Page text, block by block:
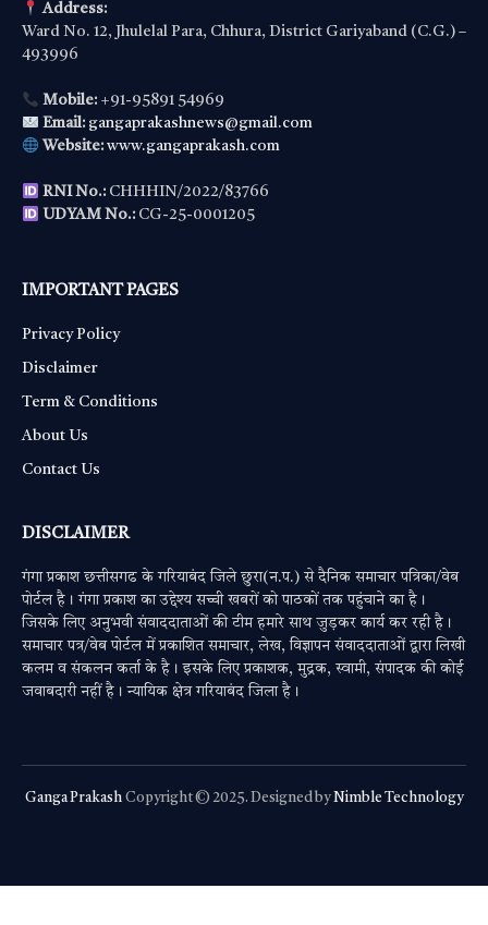
Address:
Ward No. 12, Jhulelal Para, Chhura, District Gariyaband (C.G.) –
493996
Mobile:+91-95891 54969
Email: gangaprakashnews@gmail.com
Website: www.gangaprakash.com
RNI No.:CHHHIN/2022/83766
UDYAM No.:CG-25-0001205
IMPORTANT PAGES
Privacy Policy
Disclaimer
Term & Conditions
About Us
Contact Us
DISCLAIMER
गंगा प्रकाश छत्तीसगढ के गरियाबंद जिले छुरा(न.प.) से दैनिक समाचार पत्रिका/वेब
पोर्टल है। गंगा प्रकाश का उद्देश्य सच्ची खबरों को पाठकों तक पहुंचाने का है।
जिसके लिए अनुभवी संवाददाताओं की टीम हमारे साथ जुड़कर कार्य कर रही है।
समाचार पत्र/वेब पोर्टल में प्रकाशित समाचार, लेख, विज्ञापन संवाददाताओं द्वारा लिखी
कलम व संकलन कर्ता के है। इसके लिए प्रकाशक, मुद्रक, स्वामी, संपादक की कोई
जवाबदारी नहीं है। न्यायिक क्षेत्र गरियाबंद जिला है।
Ganga Prakash Copyright © 2025. Designed byNimble Technology